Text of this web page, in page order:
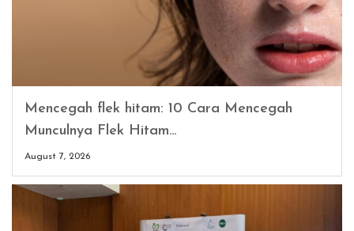
Mencegah flek hitam: 10 Cara Mencegah
Munculnya Flek Hitam…
August 7, 2026